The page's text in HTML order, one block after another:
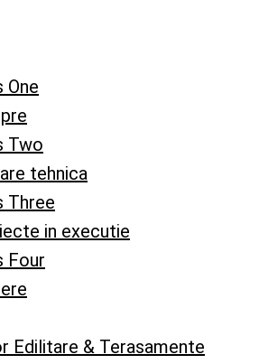
One
Two
tehnica
Three
in executie
Four
Edilitare & Terasamente